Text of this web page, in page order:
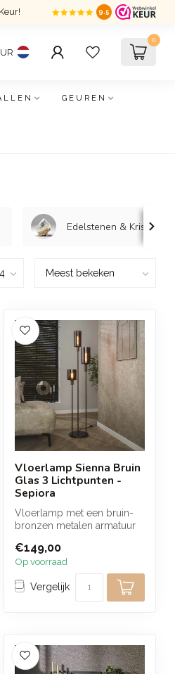
9.5
0
GEUREN
Edelstenen & Kristallen
Vloerlamp Sienna Bruin
Glas 3 Lichtpunten -
Sepiora
Vloerlamp met een bruin-
bronzen metalen armatuur
kappen op...
€149,00
Op voorraad
Vergelijk